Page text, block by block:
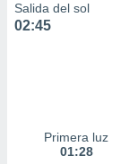
Salida del sol
02:45
Primera luz
01:28